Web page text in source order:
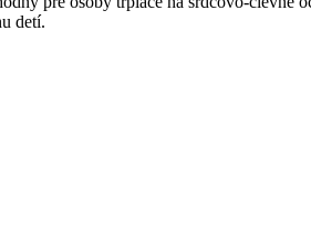
detí.